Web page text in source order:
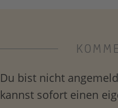
Du bist nicht
kannst sofort einen